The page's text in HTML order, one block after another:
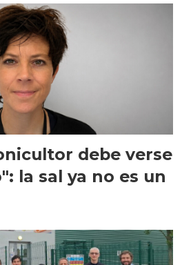
debe verse
la sal ya no es un